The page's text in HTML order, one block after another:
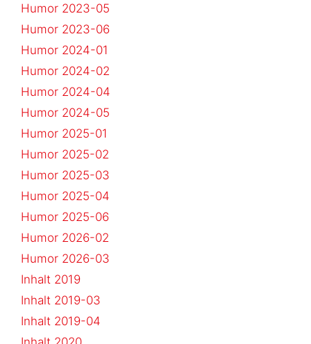
Humor 2023-05
Humor 2023-06
Humor 2024-01
Humor 2024-02
Humor 2024-04
Humor 2024-05
Humor 2025-01
Humor 2025-02
Humor 2025-03
Humor 2025-04
Humor 2025-06
Humor 2026-02
Humor 2026-03
Inhalt 2019
Inhalt 2019-03
Inhalt 2019-04